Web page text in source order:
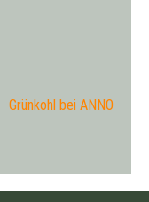
Grünkohl bei ANNO